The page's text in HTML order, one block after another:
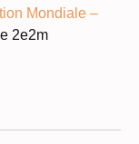
Mondiale –
2e2m